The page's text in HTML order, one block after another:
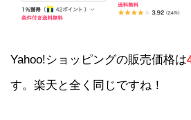
Yahoo!ショッピングの販売価格は
す。楽天と全く同じですね！